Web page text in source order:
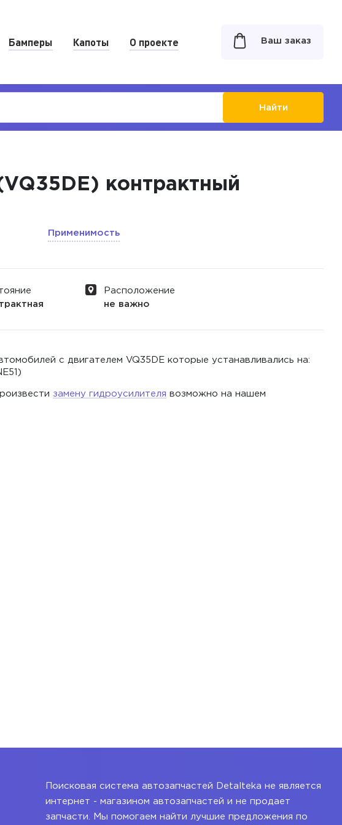
Бамперы Капоты О проекте Ваш заказ
Найти
контрактный
Применимость
Расположение
не важно
с двигателем VQ35DE которые устанавливались на:
замену гидроусилителя возможно на нашем
Поисковая система автозапчастей Detalteka не является
интернет - магазином автозапчастей и не продает
запчасти. Мы помогаем найти лучшие предложения по